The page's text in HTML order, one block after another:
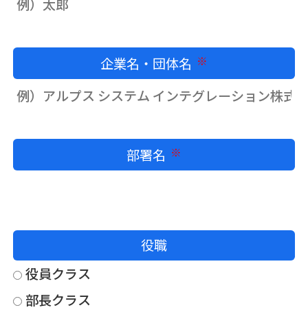
企業名・団体名
部署名
役職
役員クラス
部長クラス